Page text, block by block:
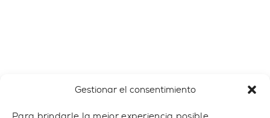
Gestionar el consentimiento